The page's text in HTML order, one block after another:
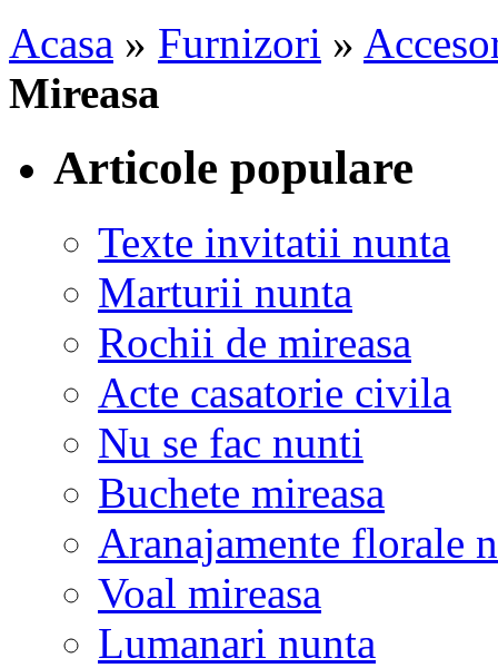
Acasa » Furnizori »
Mireasa
Articole populare
Texte invitatii nunta
Marturii nunta
Rochii de mireasa
Acte casatorie civila
Nu se fac nunti
Buchete mireasa
Aranajamente florale
Voal mireasa
Lumanari nunta